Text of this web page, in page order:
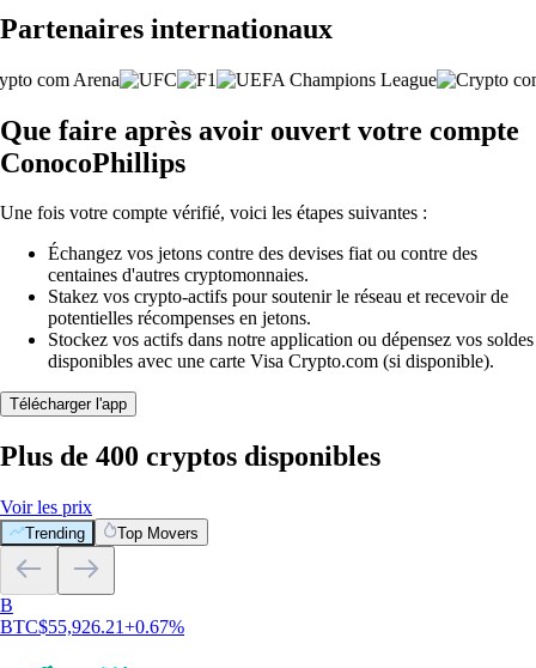
Partenaires internationaux
Que faire après avoir ouvert votre compte
ConocoPhillips
Une fois votre compte vérifié, voici les étapes suivantes :
Échangez vos jetons contre des devises fiat ou contre des
centaines d'autres cryptomonnaies.
Stakez vos crypto-actifs pour soutenir le réseau et recevoir de
potentielles récompenses en jetons.
Stockez vos actifs dans notre application ou dépensez vos soldes
disponibles avec une carte Visa Crypto.com (si disponible).
Télécharger l'app
Plus de 400 cryptos disponibles
Voir les prix
Trending Top Movers
Ce que disent nos clients